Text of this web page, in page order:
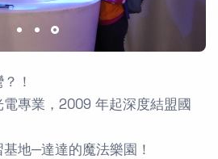
！
專業，2009 年起深度結盟國
地─達達的魔法樂園！